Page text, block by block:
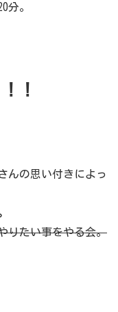
分。
！
んの思い付きによっ
りたい事をやる会。